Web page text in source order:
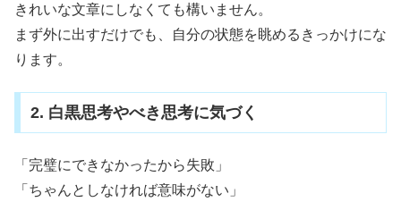
きれいな文章にしなくても構いません。
まず外に出すだけでも、自分の状態を眺めるきっかけにな
ります。
2. 白黒思考やべき思考に気づく
「完璧にできなかったから失敗」
「ちゃんとしなければ意味がない」